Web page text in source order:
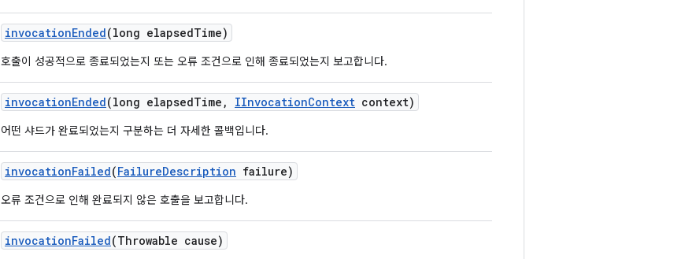
invocationEnded(long elapsedTime)
호출이 성공적으로 종료되었는지 또는 오류 조건으로 인해 종료되었는지 보고합니다.
invocationEnded(long elapsedTime , IInvocationContext context)
어떤 샤드가 완료되었는지 구분하는 더 자세한 콜백입니다.
invocationFailed(FailureDescription failure)
오류 조건으로 인해 완료되지 않은 호출을 보고합니다.
invocationFailed(Throwable cause)